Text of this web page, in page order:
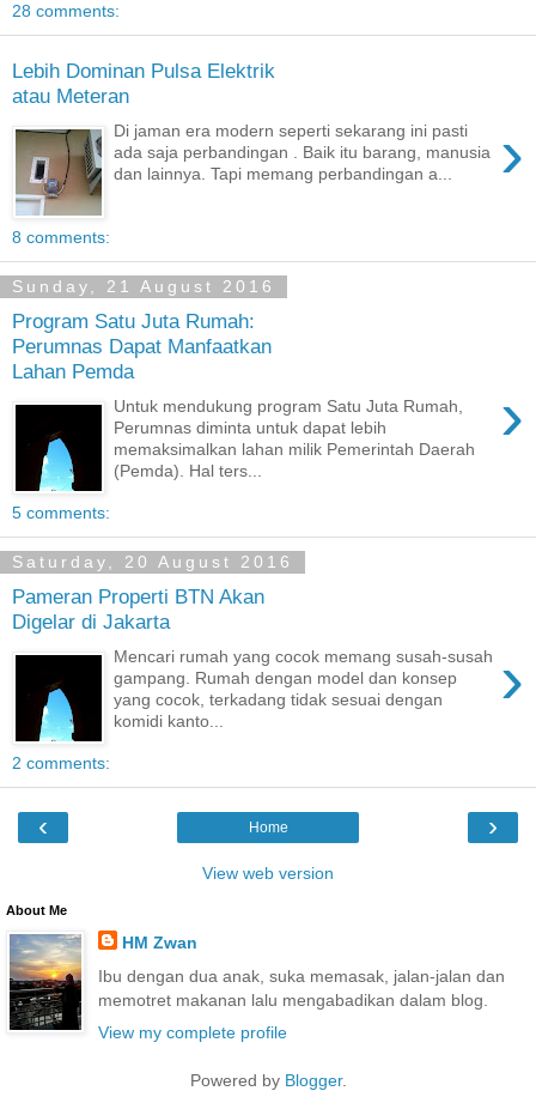
28 comments:
Lebih Dominan Pulsa Elektrik
atau Meteran
›
Di jaman era modern seperti sekarang ini pasti
ada saja perbandingan . Baik itu barang, manusia
dan lainnya. Tapi memang perbandingan a...
8 comments:
Sunday, 21 August 2016
Program Satu Juta Rumah:
Perumnas Dapat Manfaatkan
Lahan Pemda
›
Untuk mendukung program Satu Juta Rumah,
Perumnas diminta untuk dapat lebih
memaksimalkan lahan milik Pemerintah Daerah
(Pemda). Hal ters...
5 comments:
Saturday, 20 August 2016
Pameran Properti BTN Akan
Digelar di Jakarta
›
Mencari rumah yang cocok memang susah-susah
gampang. Rumah dengan model dan konsep
yang cocok, terkadang tidak sesuai dengan
komidi kanto...
2 comments:
‹ ›
Home
View web version
About Me
HM Zwan
Ibu dengan dua anak, suka memasak, jalan-jalan dan
memotret makanan lalu mengabadikan dalam blog.
View my complete profile
Powered by Blogger.